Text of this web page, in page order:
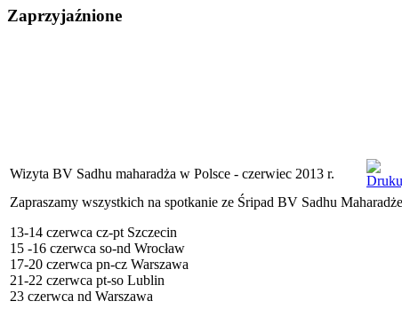
Zaprzyjaźnione
Wizyta BV Sadhu maharadża w Polsce - czerwiec 2013 r.
Zapraszamy wszystkich na spotkanie ze Śripad BV Sadhu
13-14 czerwca cz-pt Szczecin
15 -16 czerwca so-nd Wrocław
17-20 czerwca pn-cz Warszawa
21-22 czerwca pt-so Lublin
23 czerwca nd Warszawa